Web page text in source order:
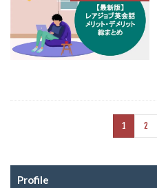
1 2
Profile